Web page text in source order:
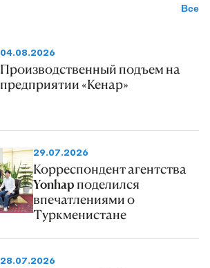
Все
04.08.2026
Производственный подъем на
предприятии «Кенар»
29.07.2026
Корреспондент агентства
Yonhap поделился
впечатлениями о
Туркменистане
28.07.2026